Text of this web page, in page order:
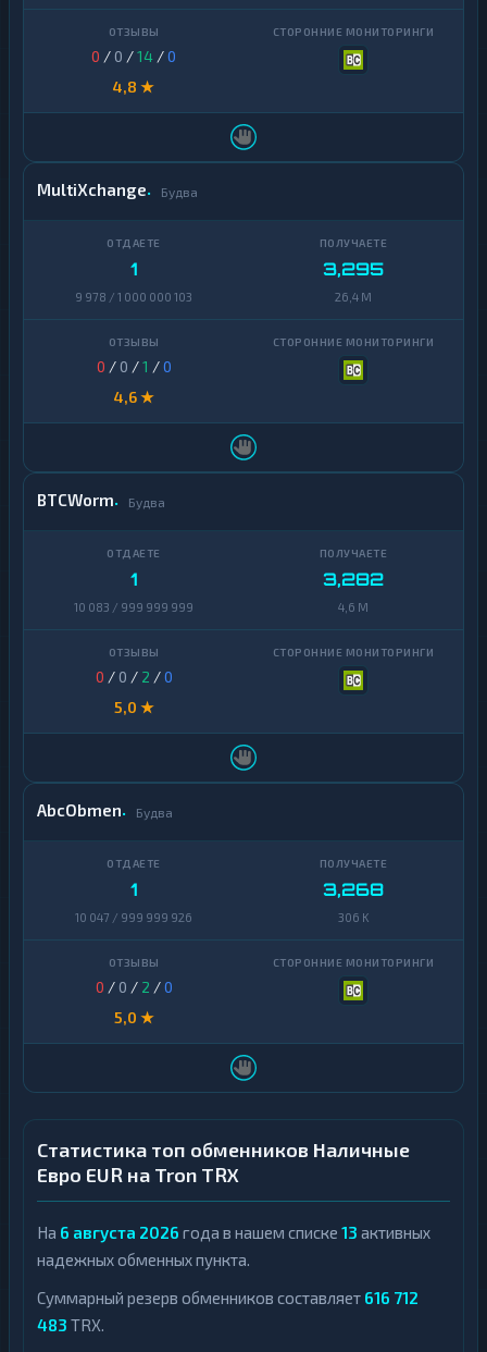
0 / 0 /14 /0
4,8 ★
MultiXchange Будва
1
9 978 / 1 000 000 103
3,295
26,4 M
0 / 0 /1 /0
4,6 ★
BTCWorm Будва
1
10 083 / 999 999 999
3,282
4,6 M
0 / 0 / 2 /0
5,0 ★
AbcObmen Будва
1
10 047 / 999 999 926
3,268
306 K
0 / 0 / 2 /0
5,0 ★
Статистика топ обменников Наличные
Евро EUR на Tron TRX
На 6 августа 2026 года в нашем списке 13 активных
надежных обменных пункта.
Суммарный резерв обменников составляет 616 712
483 TRX.